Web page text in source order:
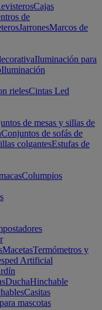
Cajas
de
JarronesMarcos de
Iluminación para
Iluminación
rielesCintas Led
de mesas y sillas de
Conjuntos de sofás de
colgantesEstufas de
Columpios
MacetasTermómetros y
Artificial
DuchaHinchable
Casitas
mascotas